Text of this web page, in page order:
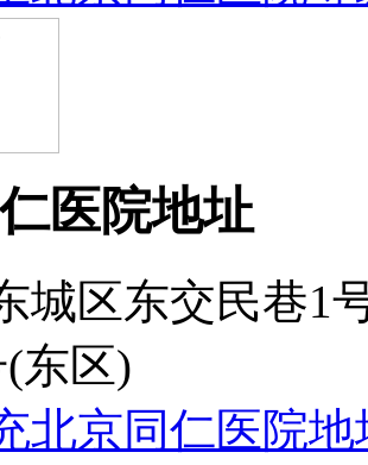
医院地址
城区东交民巷1
东区)
北京同仁医院地